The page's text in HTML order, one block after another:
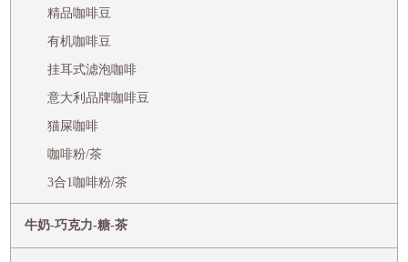
精品咖啡豆
有机咖啡豆
挂耳式滤泡咖啡
意大利品牌咖啡豆
猫屎咖啡
咖啡粉/茶
3合1咖啡粉/茶
牛奶-巧克力-糖-茶